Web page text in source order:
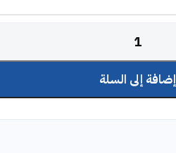
إضافة إلى السلة